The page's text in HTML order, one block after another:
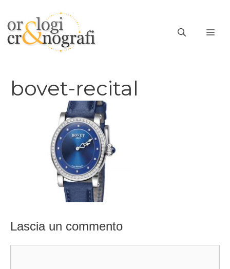
contenuto
bovet-recital
Lascia un commento